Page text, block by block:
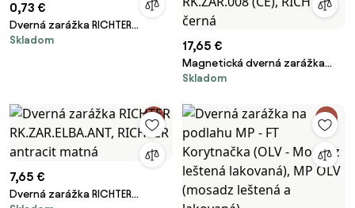
0,73 €
Dverná zarážka RICHTER
RDS.073.AB (antik bronz)
Skladom 17,65 €
Magnetická dverná zarážka
RICHTER RK.ZAR.008 (CE),
Skladom
7,65 €
Dverná zarážka RICHTER